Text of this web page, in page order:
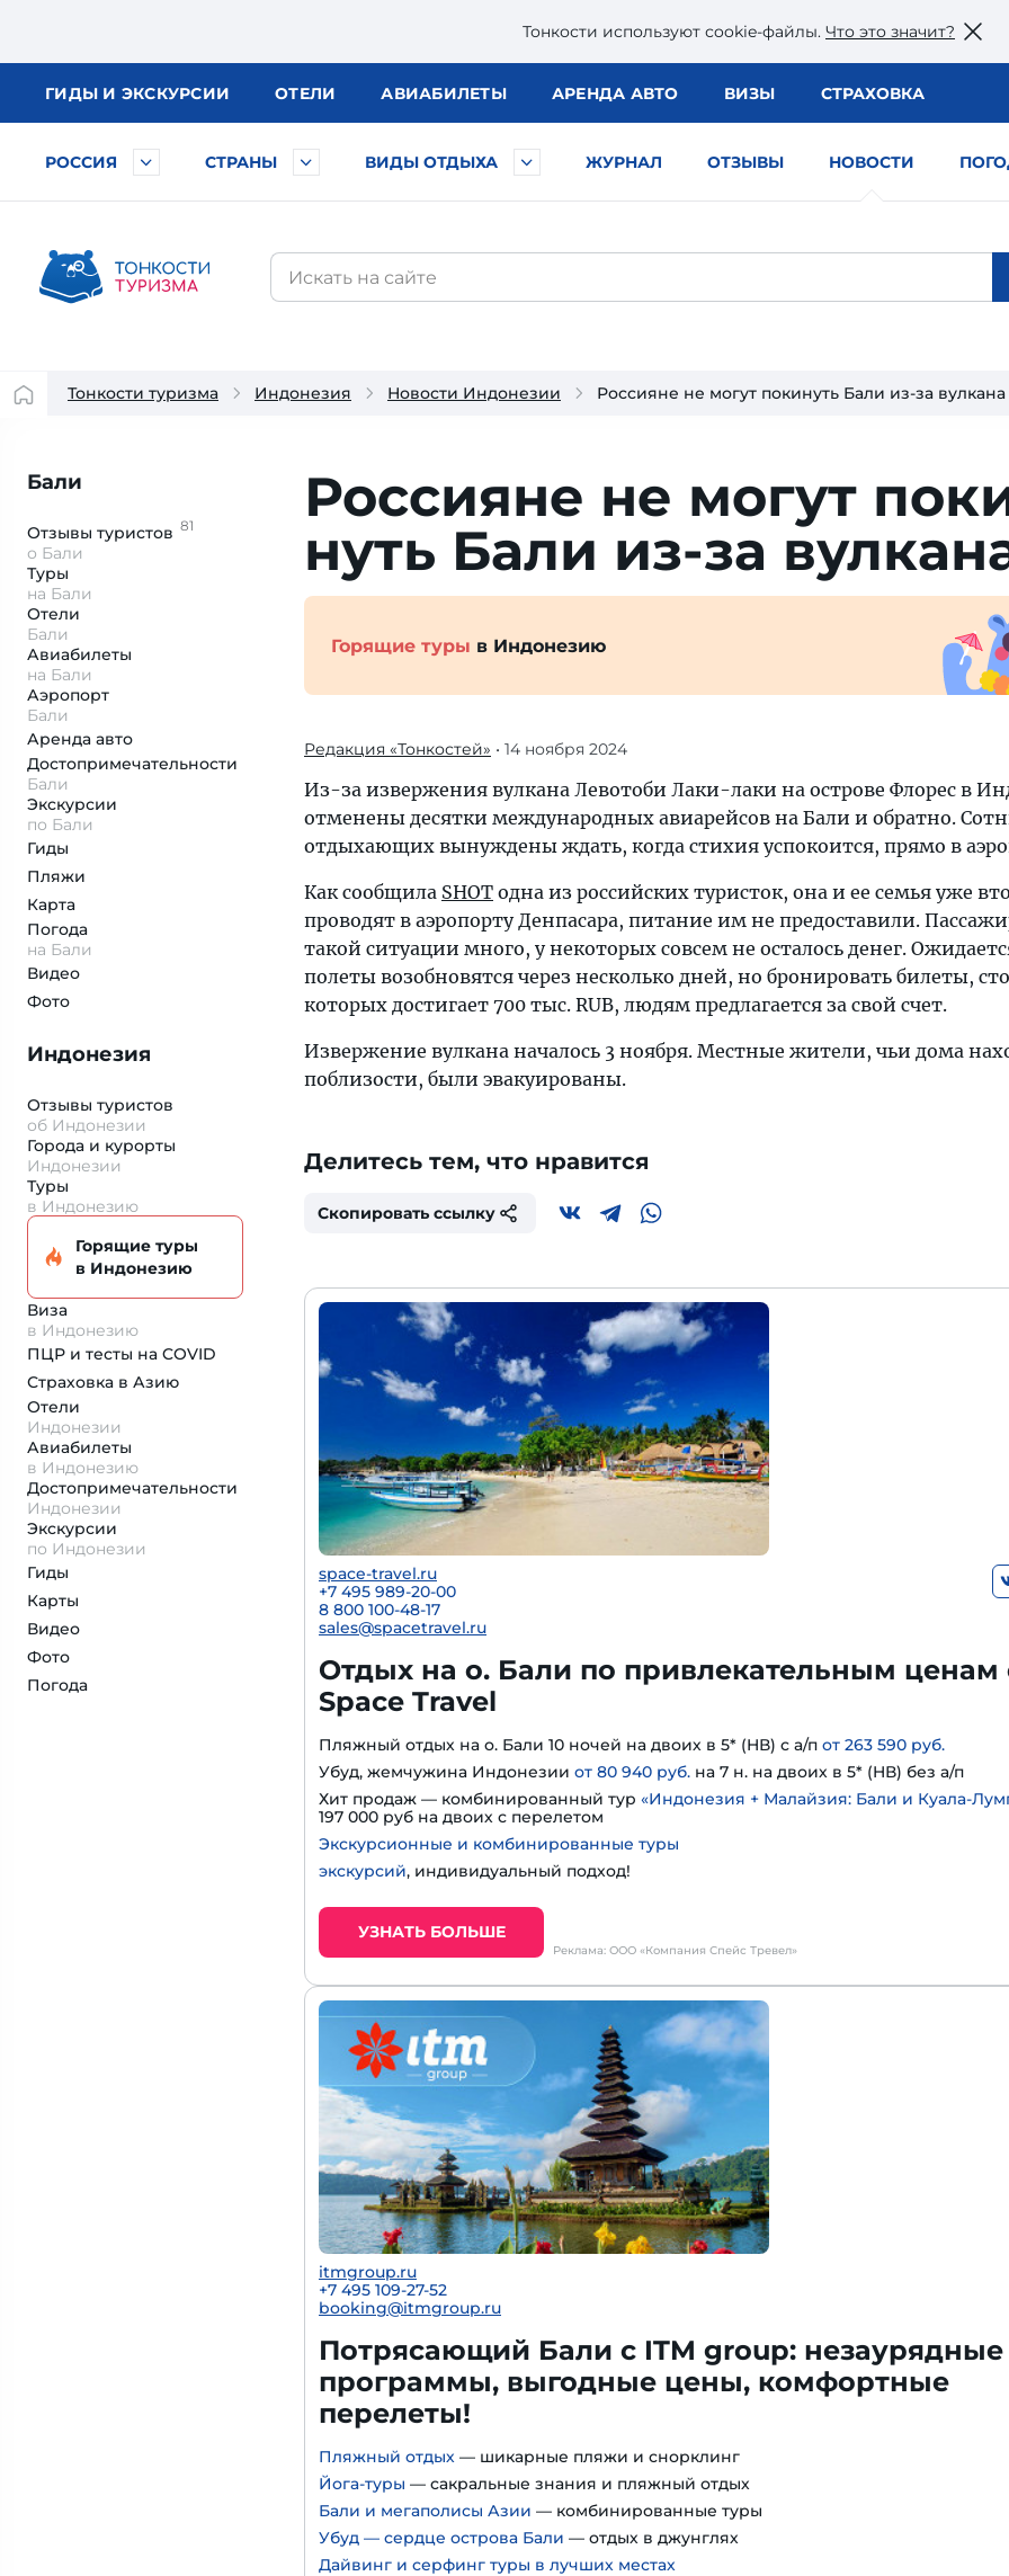
Тонкости используют сookie-файлы. Что это значит?
ГИДЫ И ЭКСКУРСИИ ОТЕЛИ АВИАБИЛЕТЫ АРЕНДА АВТО ВИЗЫ СТРАХОВКА
РОССИЯ СТРАНЫ ВИДЫ ОТДЫХА ЖУРНАЛ ОТЗЫВЫ НОВОСТИ
Тонкости туризма Индонезия Новости Индонезии Россияне не могут покинуть Бали из-за вулкана
Бали
Отзывы туристов 81
о Бали
Туры
на Бали
Отели
Бали
Авиабилеты
на Бали
Аэропорт
Бали
Аренда авто
Достопримеча­тельности
Бали
Экскурсии
по Бали
Гиды
Пляжи
Карта
Погода
на Бали
Видео
Фото
Индонезия
Отзывы туристов
об Индонезии
Города и курорты
Индонезии
Туры
в Индонезию
Горящие туры
в Индонезию
Виза
в Индонезию
ПЦР и тесты на COVID
Страховка в Азию
Отели
Индонезии
Авиабилеты
в Индонезию
Достопримеча­тельности
Индонезии
Экскурсии
по Индонезии
Гиды
Карты
Видео
Фото
Погода
Россияне не могут
нуть Ба­ли из-за
Горящие туры в Индонезию
Редакция «Тонкостей» • 14 ноября 2024
Из-за извержения вулкана Левотоби Лаки-лаки на острове Флорес в
отменены десятки международных авиарейсов на Бали и обратно.
отдыхающих вынуждены ждать, когда стихия успокоится, прямо в
Как сообщила SHOT одна из российских туристок, она и ее семья уже
проводят в аэропорту Денпасара, питание им не предоставили.
такой ситуации много, у некоторых совсем не осталось денег.
полеты возобновятся через несколько дней, но бронировать билеты,
которых достигает 700 тыс. RUB, людям предлагается за свой счет.
Извержение вулкана началось 3 ноября. Местные жители, чьи дома
поблизости, были эвакуированы.
Делитесь тем, что нравится
Скопировать ссылку
space-travel.ru
+7 495 989-20-00
8 800 100-48-17
sales@spacetravel.ru
Отдых на о. Бали по привлекательным ценам
Space Travel
Пляжный отдых на о. Бали 10 ночей на двоих в 5* (HВ) с а/п от 263 590 руб.
Убуд, жемчужина Индонезии от 80 940 руб. на 7 н. на двоих в 5* (HВ) без а/п
Хит продаж — комбинированный тур «Индонезия + Малайзия: Бали и Куала-
197 000 руб на двоих с перелетом
Экскурсионные и комбинированные туры
экскурсий, индивидуальный подход!
УЗНАТЬ БОЛЬШЕ
Реклама: ООО «Компания Спейс Тревел»
itmgroup.ru
+7 495 109-27-52
booking@itmgroup.ru
Потрясающий Бали с ITM group: незаурядные
программы, выгодные цены, комфортные
перелеты!
Пляжный отдых — шикарные пляжи и снорклинг
Йога-туры — сакральные знания и пляжный отдых
Бали и мегаполисы Азии — комбинированные туры
Убуд — сердце острова Бали — отдых в джунглях
Дайвинг и серфинг туры в лучших местах